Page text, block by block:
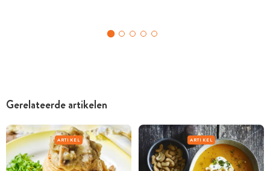
Gerelateerde artikelen
ARTIKEL ARTIKEL